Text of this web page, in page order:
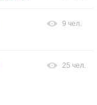
9 чел.
25 чел.